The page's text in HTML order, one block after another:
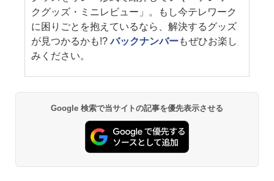
クグッズ・ミニレビュー」。もし今テレワーク
に困りごとを抱えているなら、解決するグッズ
が見つかるかも!?バックナンバーもぜひお楽し
みください。
Google 検索で当サイトの記事を優先表示させる